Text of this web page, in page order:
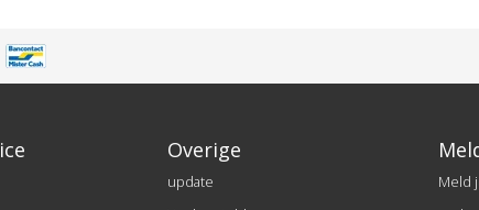
Overige
update
Meld